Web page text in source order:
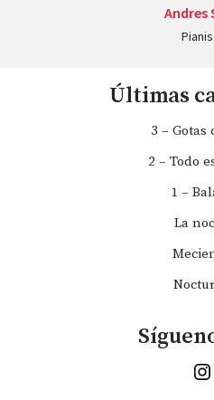
Andres
Últimas
3 – Gotas
2 – Todo
1 –
La